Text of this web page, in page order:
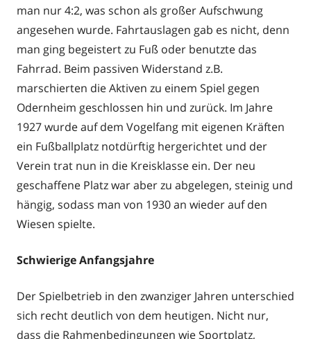
man nur 4:2, was schon als großer Aufschwung
angesehen wurde. Fahrtauslagen gab es nicht, denn
man ging begeistert zu Fuß oder benutzte das
Fahrrad. Beim passiven Widerstand z.B.
marschierten die Aktiven zu einem Spiel gegen
Odernheim geschlossen hin und zurück. Im Jahre
1927 wurde auf dem Vogelfang mit eigenen Kräften
ein Fußballplatz notdürftig hergerichtet und der
Verein trat nun in die Kreisklasse ein. Der neu
geschaffene Platz war aber zu abgelegen, steinig und
hängig, sodass man von 1930 an wieder auf den
Wiesen spielte.
Schwierige Anfangsjahre
Der Spielbetrieb in den zwanziger Jahren unterschied
sich recht deutlich von dem heutigen. Nicht nur,
dass die Rahmenbedingungen wie Sportplatz,